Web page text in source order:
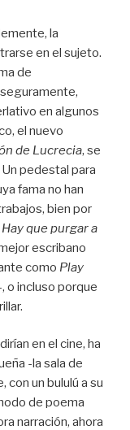
la
en el sujeto.
de
en algunos
el nuevo
de Lucrecia, se
pedestal para
fama no han
bien por
Hay que purgar a
escribano
como Play
o incluso porque
en el cine, ha
-la sala de
con un bululú a su
de poema
narración, ahora